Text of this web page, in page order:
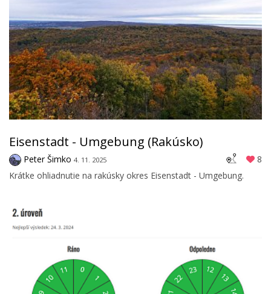
Eisenstadt - Umgebung (Rakúsko)
Peter Šimko 4. 11. 2025
8
Krátke ohliadnutie na rakúsky okres Eisenstadt - Umgebung.